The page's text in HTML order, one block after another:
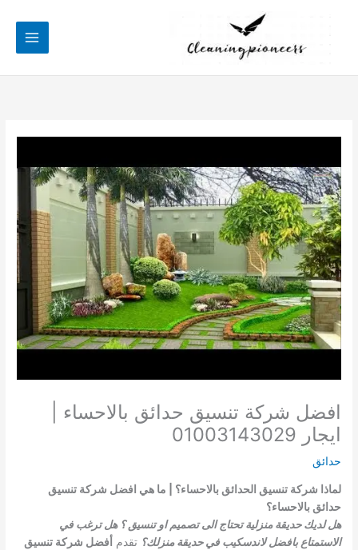
افضل شركة تنسيق حدائق بالاحساء |
ايجار 01003143029
حدائق
لماذا شركة تنسيق الحدائق بالاحساء؟ | ما هي افضل شركة تنسيق
حدائق بالاحساء؟
هل لديك حديقة منزلية تحتاج الى تصميم او تنسيق ؟ هل ترغب في
الاستمتاع بافضل لاندسكيب في حديقة منزلك؟ تقدم أفضل شركة تنسيق